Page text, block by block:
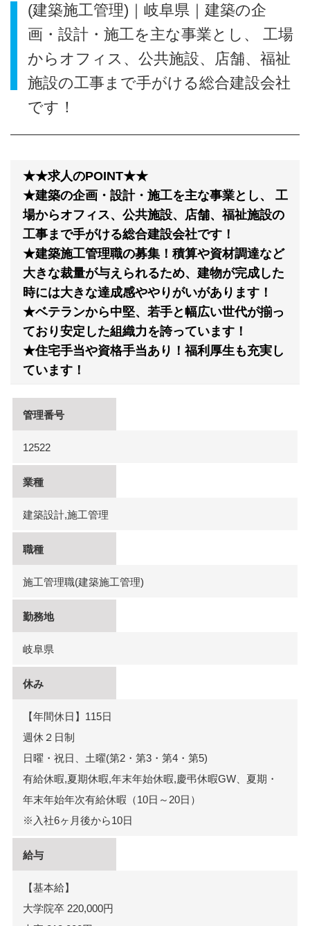
(建築施工管理)｜岐阜県｜建築の企
画・設計・施工を主な事業とし、 工場
からオフィス、公共施設、店舗、福祉
施設の工事まで手がける総合建設会社
です！
★★求人のPOINT★★
★建築の企画・設計・施工を主な事業とし、 工
場からオフィス、公共施設、店舗、福祉施設の
工事まで手がける総合建設会社です！
★建築施工管理職の募集！積算や資材調達など
大きな裁量が与えられるため、建物が完成した
時には大きな達成感ややりがいがあります！
★ベテランから中堅、若手と幅広い世代が揃っ
ており安定した組織力を誇っています！
★住宅手当や資格手当あり！福利厚生も充実し
ています！
管理番号
12522
業種
建築設計,施工管理
職種
施工管理職(建築施工管理)
勤務地
岐阜県
休み
【年間休日】115日
週休２日制
日曜・祝日、土曜(第2・第3・第4・第5)
有給休暇,夏期休暇,年末年始休暇,慶弔休暇GW、夏期・
年末年始年次有給休暇（10日～20日）
※入社6ヶ月後から10日
給与
【基本給】
大学院卒 220,000円